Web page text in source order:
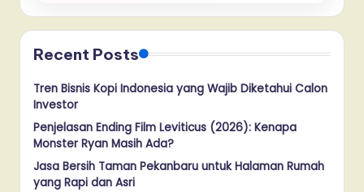
Recent Posts
Tren Bisnis Kopi Indonesia yang Wajib Diketahui Calon
Investor
Penjelasan Ending Film Leviticus (2026): Kenapa
Monster Ryan Masih Ada?
Jasa Bersih Taman Pekanbaru untuk Halaman Rumah
yang Rapi dan Asri